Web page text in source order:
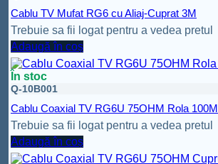
Cablu TV Mufat RG6 cu Aliaj-Cuprat 3M
Trebuie sa fii logat pentru a vedea pretul
Adaugă în coș
În stoc
Q-10B001
Cablu Coaxial TV RG6U 75OHM Rola 100M
Trebuie sa fii logat pentru a vedea pretul
Adaugă în coș